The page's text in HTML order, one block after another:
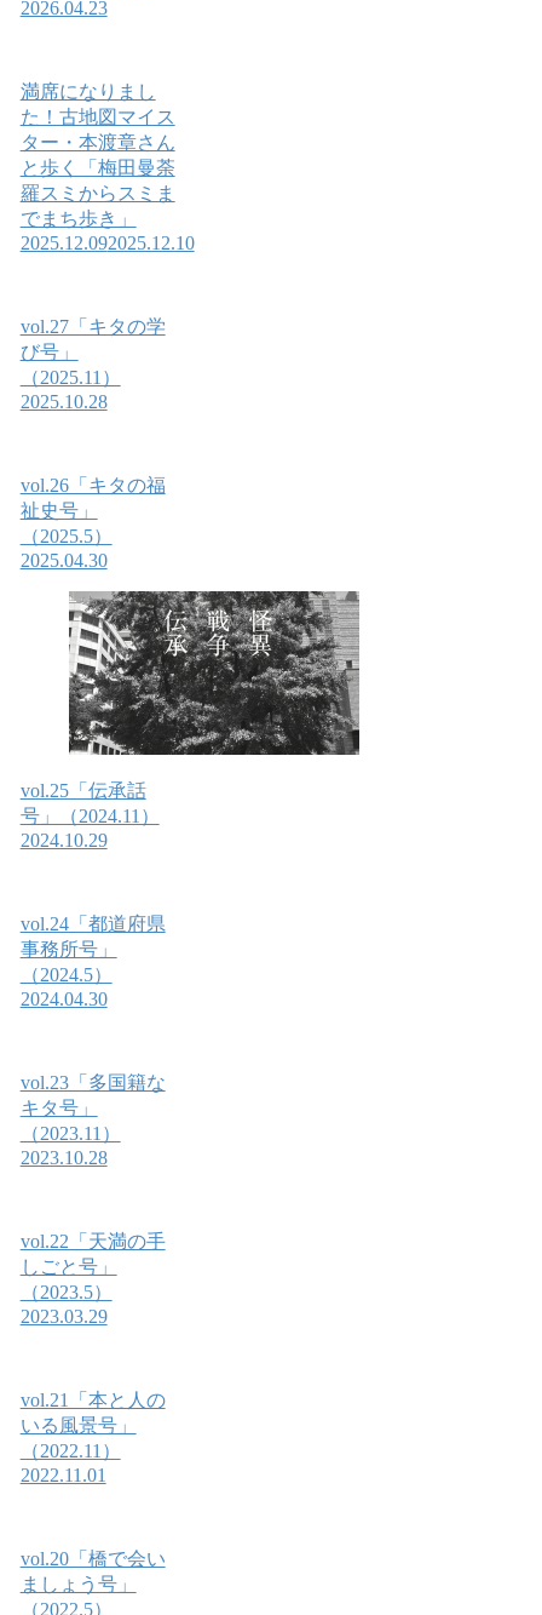
2026.04.23
満席になりまし
た！古地図マイス
ター・本渡章さん
と歩く「梅田曼荼
羅スミからスミま
でまち歩き」
2025.12.092025.12.10
vol.27「キタの学
び号」
（2025.11）
2025.10.28
vol.26「キタの福
祉史号」
（2025.5）
2025.04.30
vol.25「伝承話
号」（2024.11）
2024.10.29
vol.24「都道府県
事務所号」
（2024.5）
2024.04.30
vol.23「多国籍な
キタ号」
（2023.11）
2023.10.28
vol.22「天満の手
しごと号」
（2023.5）
2023.03.29
vol.21「本と人の
いる風景号」
（2022.11）
2022.11.01
vol.20「橋で会い
ましょう号」
（2022.5）